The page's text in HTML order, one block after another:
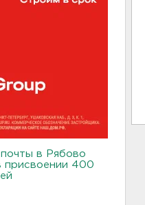
в Рябово
присвоении 400